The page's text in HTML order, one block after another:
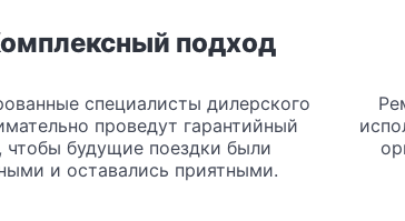
подход
специалисты дилерского
проведут гарантийный
чтобы будущие поездки были
и оставались приятными.